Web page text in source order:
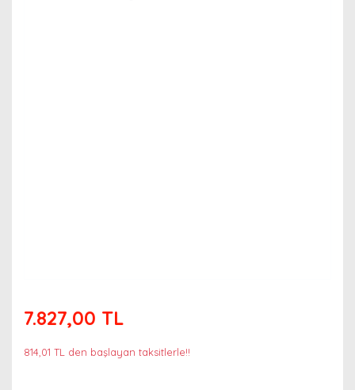
7.827,00 TL
814,01 TL den başlayan taksitlerle!!